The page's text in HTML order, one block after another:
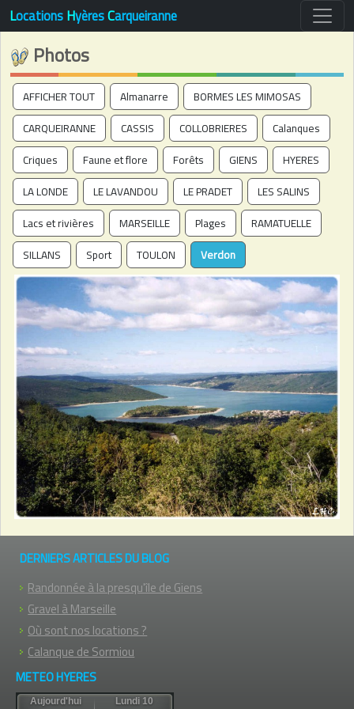
Locations HyèresCarqueiranne
Photos
AFFICHER TOUT Almanarre
BORMES LES MIMOSAS
CARQUEIRANNE
CASSIS COLLOBRIERES
Calanques
Criques
Faune et flore Forêts GIENS
HYERES
LA LONDE
LE LAVANDOU LE PRADET
LES SALINS
Lacs et rivières
MARSEILLE Plages
RAMATUELLE
SILLANS
Sport TOULON Verdon
DERNIERS ARTICLES DU BLOG
Randonnée à la presqu'île de Giens
Gravel à Marseille
Où sont nos locations ?
Calanque de Sormiou
METEO HYERES